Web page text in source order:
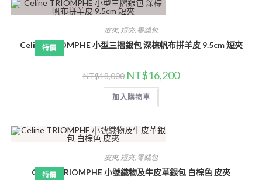
特價
皮夾, 短夾, 零錢包
Celine TRIOMPHE 小型三摺銀包 深棕帆布拼羊皮 9.5cm 短夾
NT$18,000 NT$16,200
加入購物車
特價
皮夾, 短夾, 零錢包
Celine TRIOMPHE 小號織物及牛皮革銀包 白棕色 皮夾